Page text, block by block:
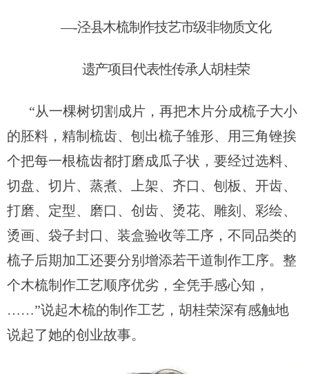
—-泾县木梳制作技艺市级非物质文化
遗产项目代表性传承人胡桂荣
“从一棵树切割成片，再把木片分成梳子大小
的胚料， 精制 梳齿、 刨出梳子雏形、 用三角锉挨
个把每一根梳齿都打磨成瓜子状 ， 要经过选料、
切盘、切片、蒸煮、上架、齐口、刨板、开齿、
打磨、定型、磨口、创齿、 烫花、 雕刻、彩绘、
烫画、袋子封口、装盒验收等工序，不同品类的
梳子后期加工还要分别增添若干道制作工序。整
个木梳制作工艺顺序优劣，全凭手感心知，
……”说起木梳的制作工艺 ，胡桂荣深有感触地
说起了她的创业故事。